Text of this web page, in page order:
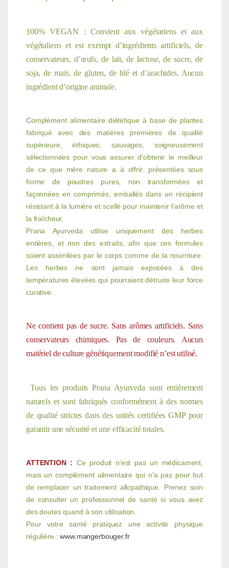
100% VEGAN : Convient aux végétariens et aux
végétaliens et est exempt d’ingrédients artificiels, de
conservateurs, d’œufs, de lait, de lactose, de sucre, de
soja, de maïs, de gluten, de blé et d’arachides. Aucun
ingrédient d’origine animale.
Complément alimentaire diététique à base de plantes
fabriqué avec des matières premières de qualité
supérieure, éthiques, sauvages, soigneusement
sélectionnées pour vous assurer d’obtenir le meilleur
de ce que mère nature a à offrir. présentées sous
forme de poudres pures, non transformées et
façonnées en comprimés, emballés dans un récipient
résistant à la lumière et scellé pour maintenir l’arôme et
la fraîcheur.
Prana Ayurveda utilise uniquement des herbes
entières, et non des extraits, afin que ces formules
soient assimilées par le corps comme de la nourriture.
Les herbes ne sont jamais exposées à des
températures élevées qui pourraient détruire leur force
curative.
Ne contient pas de sucre. Sans arômes artificiels. Sans
conservateurs chimiques. Pas de couleurs. Aucun
matériel de culture génétiquement modifié n’est utilisé.
Tous les produits Prana Ayurveda sont entièrement
naturels et sont fabriqués conformément à des normes
de qualité strictes dans des unités certifiées GMP pour
garantir une sécurité et une efficacité totales.
ATTENTION : Ce produit n’est pas un médicament,
mais un complément alimentaire qui n’a pas pour but
de remplacer un traitement allopathique. Prenez soin
de consulter un professionnel de santé si vous avez
des doutes quand à son utilisation.
Pour votre santé pratiquez une activité physique
régulière :www.mangerbouger.fr